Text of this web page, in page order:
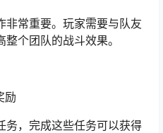
非常重要。玩家需要与队友
个团队的战斗效果。
励
务，完成这些任务可以获得